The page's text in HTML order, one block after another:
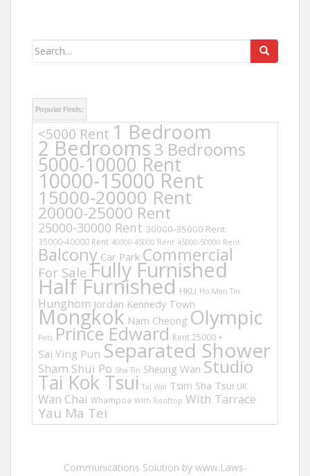
Search
Popular Finds:
<5000 Rent 1 Bedroom
2 Bedrooms3 Bedrooms
5000-10000 Rent
10000-15000 Rent
15000-20000 Rent
20000-25000 Rent
25000-30000 Rent 30000-35000 Rent
35000-40000 Rent 40000-45000 Rent 45000-50000 Rent
Balcony Car Park Commercial
For Sale Fully Furnished
Half Furnished HKU Ho Man Tin
Hunghom Jordan Kennedy Town
Mongkok Nam Cheong Olympic
Pets Prince Edward Rent 25000 +
Sai Ying Pun Separated Shower
Sham Shui Po Sha Tin Sheung Wan Studio
Tai Kok Tsui Tai Wai Tsim Sha Tsui UK
Wan Chai Whampoa With Rooftop With Tarrace
Yau Ma Tei
Communications Solution by www.Laws-